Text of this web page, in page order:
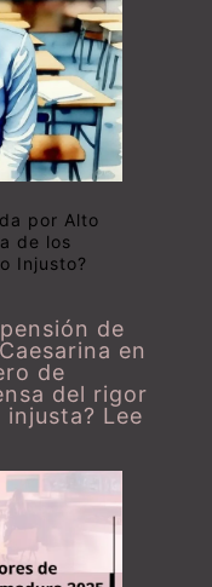
por Alto
de los
Injusto?
de
en
de
del rigor
Lee